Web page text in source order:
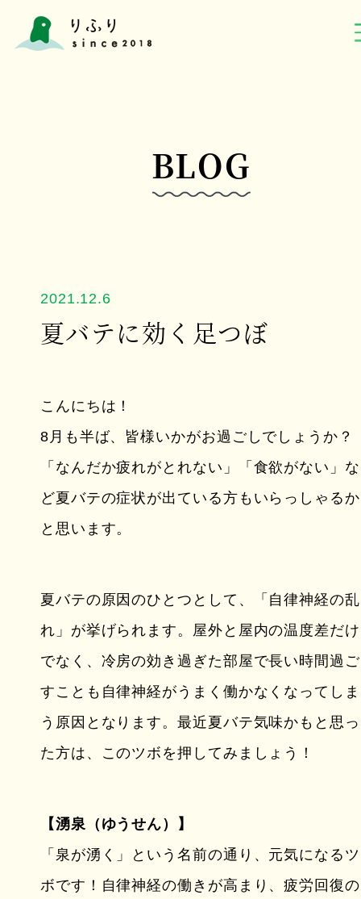
BLOG
2021.12.6
夏バテに効く足つぼ
こんにちは！
8月も半ば、皆様いかがお過ごしでしょうか？
「なんだか疲れがとれない」「食欲がない」な
ど夏バテの症状が出ている方もいらっしゃるか
と思います。
夏バテの原因のひとつとして、「自律神経の乱
れ」が挙げられます。屋外と屋内の温度差だけ
でなく、冷房の効き過ぎた部屋で長い時間過ご
すことも自律神経がうまく働かなくなってしま
う原因となります。最近夏バテ気味かもと思っ
た方は、このツボを押してみましょう！
【湧泉（ゆうせん）】
「泉が湧く」という名前の通り、元気になるツ
ボです！自律神経の働きが高まり、疲労回復の